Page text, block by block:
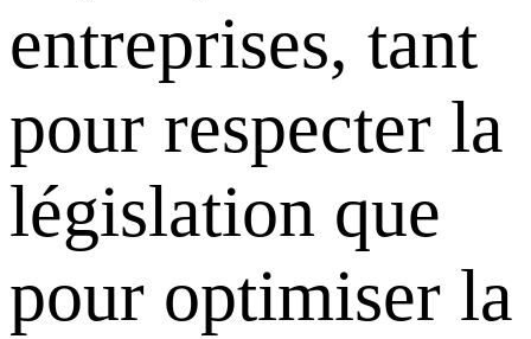
entreprises, tant
pour respecter la
législation que
pour optimiser la